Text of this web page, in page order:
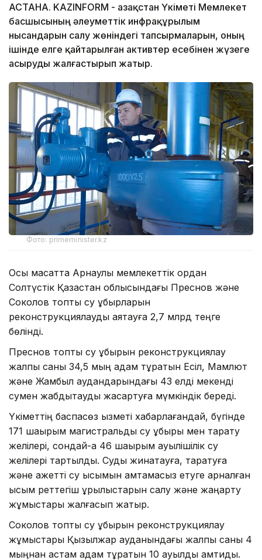
АСТАНА. KAZINFORM - Қазақстан Үкіметі Мемлекет
басшысының әлеуметтік инфрақұрылым
нысандарын салу жөніндегі тапсырмаларын, оның
ішінде елге қайтарылған активтер есебінен жүзеге
асыруды жалғастырып жатыр.
Фото: primeminister.kz
Осы мақсатта Арнаулы мемлекеттік қордан
Солтүстік Қазақстан облысындағы Преснов және
Соколов топтық су құбырларын
реконструкциялауды аяқтауға 2,7 млрд теңге
бөлінді.
Преснов топтық су құбырын реконструкциялау
жалпы саны 34,5 мың адам тұратын Есіл, Мамлют
және Жамбыл аудандарындағы 43 елді мекенді
сумен жабдықтауды жақсартуға мүмкіндік береді.
Үкіметтің баспасөз қызметі хабарлағандай, бүгінде
171 шақырым магистральдық су құбыры мен тарату
желілері, сондай-ақ 46 шақырым ауылішілік су
желілері тартылды. Суды жинақтауға, таратуға
және қажетті су қысымын қамтамасыз етуге арналған
қысым реттегіш құрылыстарын салу және жаңарту
жұмыстары жалғасып жатыр.
Соколов топтық су құбырын реконструкциялау
жұмыстары Қызылжар ауданындағы жалпы саны 4
мыңнан астам адам тұратын 10 ауылды қамтиды.